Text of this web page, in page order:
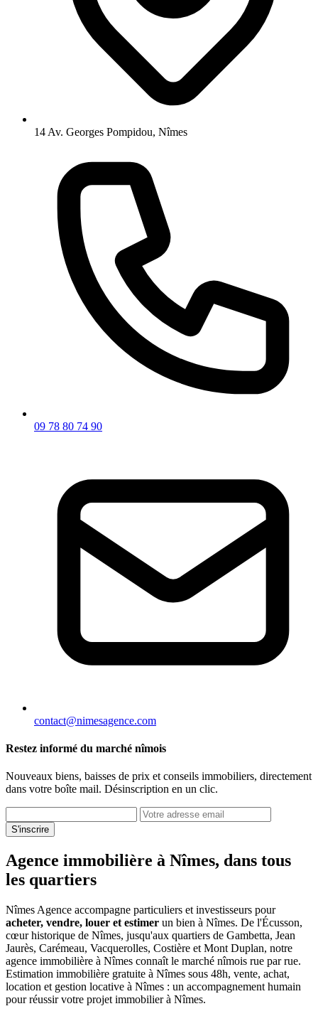
14 Av. Georges Pompidou, Nîmes
09 78 80 74 90
contact@nimesagence.com
Restez informé du marché nîmois
Nouveaux biens, baisses de prix et conseils immobiliers, directement
dans votre boîte mail. Désinscription en un clic.
S'inscrire
Agence immobilière à Nîmes, dans tous
les quartiers
Nîmes Agence accompagne particuliers et investisseurs pour
acheter, vendre, louer et estimer un bien à Nîmes. De l'Écusson,
cœur historique de Nîmes, jusqu'aux quartiers de Gambetta, Jean
Jaurès, Carémeau, Vacquerolles, Costière et Mont Duplan, notre
agence immobilière à Nîmes connaît le marché nîmois rue par rue.
Estimation immobilière gratuite à Nîmes sous 48h, vente, achat,
location et gestion locative à Nîmes : un accompagnement humain
pour réussir votre projet immobilier à Nîmes.